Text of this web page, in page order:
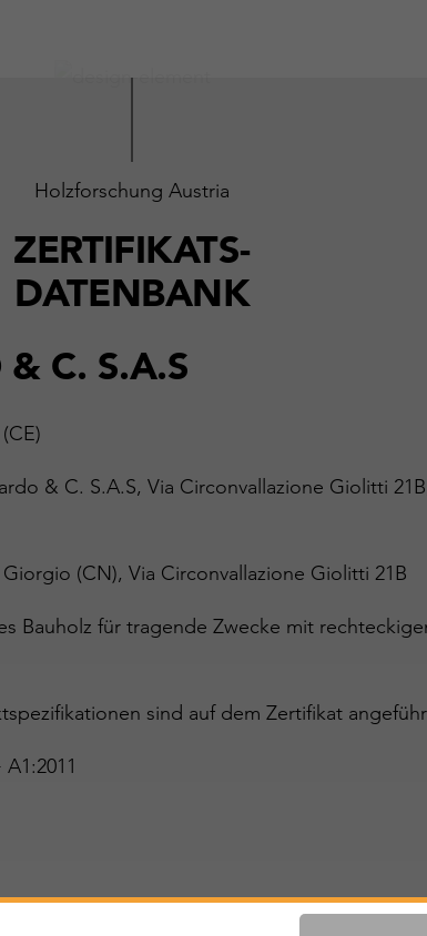
Holzforschung Austria
ZERTIFIKATS-
DATENBANK
C. S.A.S
& C. S.A.S, Via Circonvallazione Giolitti
Giorgio (CN), Via Circonvallazione Giolitti 21B
Bauholz für tragende Zwecke mit
sind auf dem Zertifikat